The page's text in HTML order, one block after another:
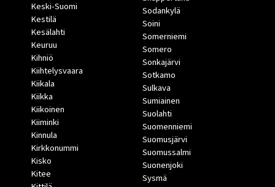
Keski-Suomi
Kestilä
Kesälahti
Keuruu
Kihniö
Kiihtelysvaara
Kiikala
Kiikka
Kiikoinen
Kiiminki
Kinnula
Kirkkonummi
Kisko
Kitee
Sodankylä
Soini
Somerniemi
Somero
Sonkajärvi
Sotkamo
Sulkava
Sumiainen
Suolahti
Suomenniemi
Suomusjärvi
Suomussalmi
Suonenjoki
Sysmä